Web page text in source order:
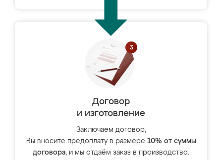
Договор
и изготовление
Заключаем договор,
Вы вносите предоплату в размере 10% от суммы
договора, и мы отдаём заказ в производство.